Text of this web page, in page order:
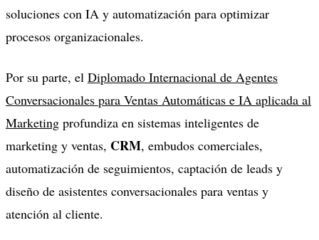
soluciones con IA y automatización para optimizar
procesos organizacionales.
Por su parte, el Diplomado Internacional de Agentes
Conversacionales para Ventas Automáticas e IA aplicada al
Marketing profundiza en sistemas inteligentes de
marketing y ventas, CRM, embudos comerciales,
automatización de seguimientos, captación de leads y
diseño de asistentes conversacionales para ventas y
atención al cliente.